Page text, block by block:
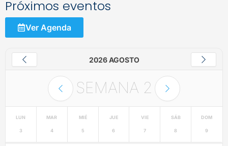
Próximos eventos
Ver Agenda
2026 AGOSTO
SEMANA 2
LUN
3
MAR
4
MIÉ
5
JUE
6
VIE
7
SÁB
8
DOM
9